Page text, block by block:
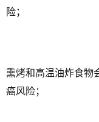
险；
熏烤和高温油炸食物
癌风险；